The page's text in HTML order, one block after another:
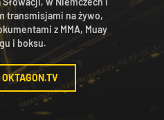
transmisjami na żywo,
z MMA, Muay
i boksu.